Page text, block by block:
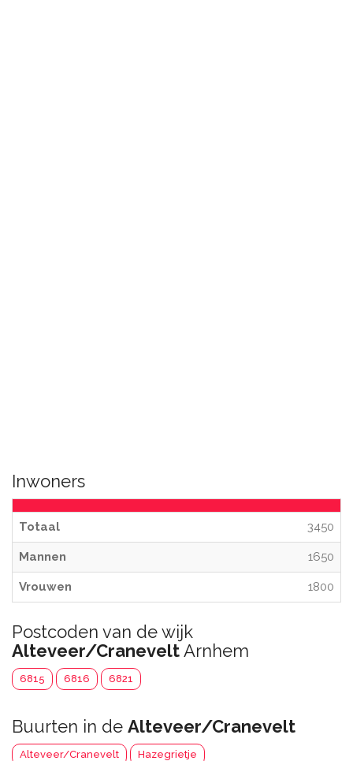
Inwoners
Totaal 3450
Mannen 1650
Vrouwen 1800
Postcoden van de wijk
Alteveer/CraneveltArnhem
6815 6816 6821
Buurten in de Alteveer/Cranevelt
Alteveer/Cranevelt Hazegrietje